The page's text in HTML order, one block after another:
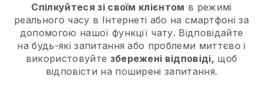
Спілкуйтеся зі своїм клієнтом в режимі
реального часу в Інтернеті або на смартфоні за
допомогою нашої функції чату. Відповідайте
на будь-які запитання або проблеми миттєво і
використовуйте збережені відповіді, щоб
відповісти на поширені запитання.